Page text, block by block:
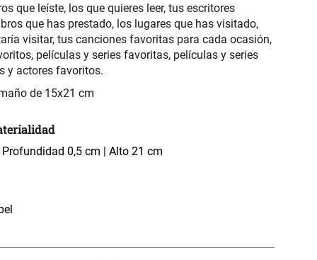
que leíste, los que quieres leer, tus escritores
que has prestado, los lugares que has visitado,
visitar, tus canciones favoritas para cada ocasión,
películas y series favoritas, películas y series
y actores favoritos.
de 15x21 cm
0,5 cm | Alto 21 cm